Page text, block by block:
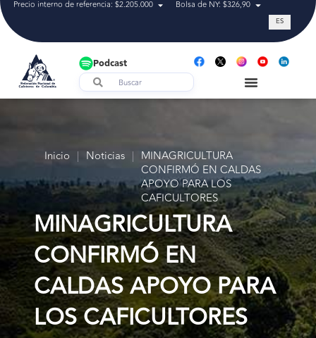
Precio interno de referencia: $2.205.000 Bolsa de NY: $326,90 Tasa de
ES
Podcast
Inicio | Noticias | MINAGRICULTURA
CONFIRMÓ EN CALDAS
APOYO PARA LOS
CAFICULTORES
MINAGRICULTURA
CONFIRMÓ EN
CALDAS APOYO PARA
LOS CAFICULTORES